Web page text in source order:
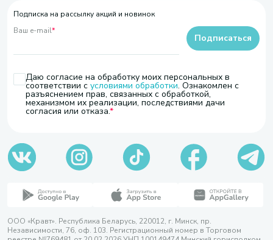
Подписка на рассылку акций и новинок
Ваш e-mail*
Даю согласие на обработку моих персональных в
соответствии с условиями обработки. Ознакомлен с
разъяснением прав, связанных с обработкой,
механизмом их реализации, последствиями дачи
согласия или отказа.
Подписаться
ООО «Кравт». Республика Беларусь, 220012, г. Минск, пр.
Независимости, 76, оф. 103. Регистрационный номер в Торговом